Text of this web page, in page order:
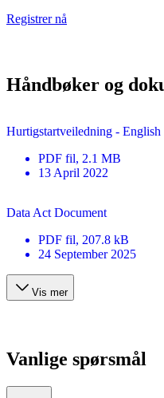
Registrer nå
Håndbøker og
Hurtigstartveiledning -
PDF fil, 2.1 MB
13 April 2022
Data Act Document
PDF fil, 207.8 kB
24 September 2025
Vis mer
Vanlige spørsmål